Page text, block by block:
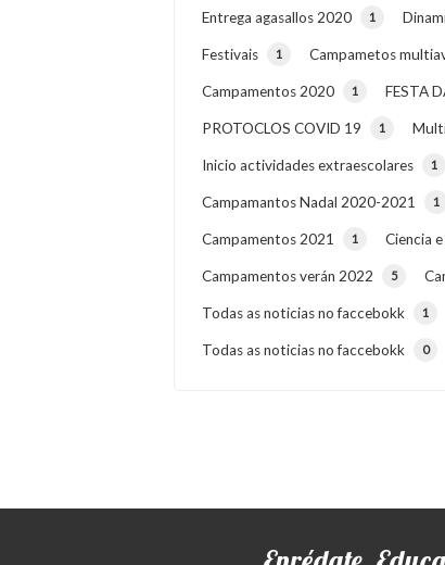
Entrega agasallos 2020 1
Festivais 1 Campametos
Campamentos 2020 1 FESTA
PROTOCLOS COVID 19 1
Inicio actividades extraescolares 1
Campamantos Nadal 2020-2021 1
Campamentos 2021 1 Ciencia
Campamentos verán 2022 5
Todas as noticias no faccebokk 1
Todas as noticias no faccebokk 0